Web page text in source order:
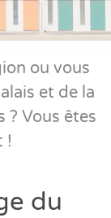
ou vous
et de la
? Vous êtes
!
du